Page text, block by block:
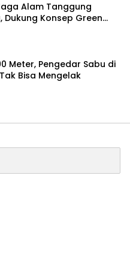
Alam Tanggung
Dukung Konsep Green
Meter, Pengedar Sabu di